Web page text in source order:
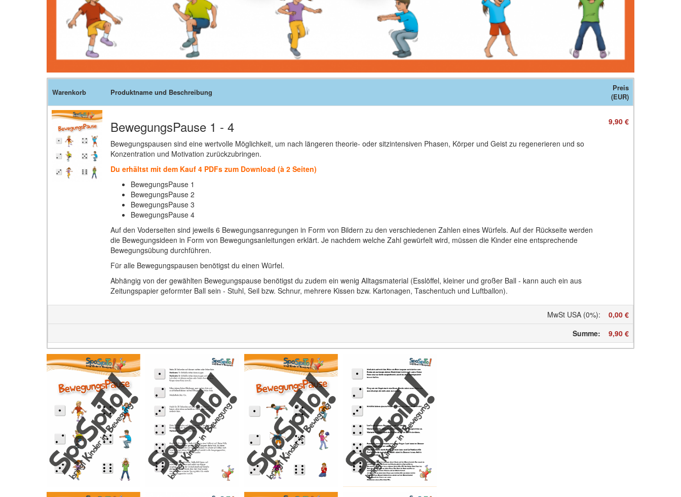
Warenkorb Produktname und Beschreibung
Preis
(EUR)
BewegungsPause 1 - 4
Bewegungspausen sind eine wertvolle Möglichkeit, um nach längeren theorie- oder sitzintensiven Phasen, Körper und Geist zu regenerieren und so
Konzentration und Motivation zurückzubringen.
Du erhältst mit dem Kauf 4 PDFs zum Download (à 2 Seiten)
BewegungsPause 1
BewegungsPause 2
BewegungsPause 3
BewegungsPause 4
Auf den Voderseiten sind jeweils 6 Bewegungsanregungen in Form von Bildern zu den verschiedenen Zahlen eines Würfels. Auf der Rückseite werden
die Bewegungsideen in Form von Bewegungsanleitungen erklärt. Je nachdem welche Zahl gewürfelt wird, müssen die Kinder eine entsprechende
Bewegungsübung durchführen.
Für alle Bewegungspausen benötigst du einen Würfel.
Abhängig von der gewählten Bewegungspause benötigst du zudem ein wenig Alltagsmaterial (Esslöffel, kleiner und großer Ball - kann auch ein aus
Zeitungspapier geformter Ball sein - Stuhl, Seil bzw. Schnur, mehrere Kissen bzw. Kartonagen, Taschentuch und Luftballon).
9,90 €
MwSt USA (0%):
0,00 €
Summe: 9,90 €